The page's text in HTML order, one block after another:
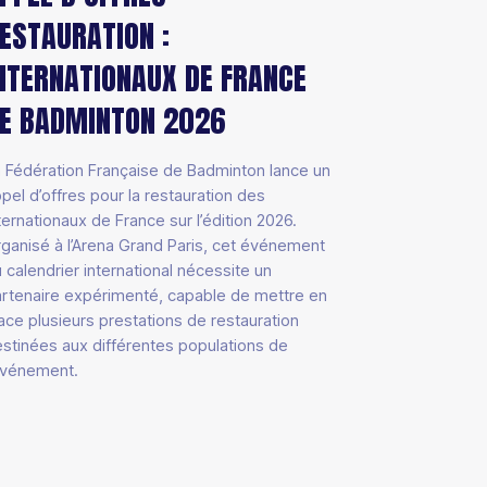
:
DE FRANCE
BADMINTON 2026
Fédération Française de Badminton lance un
d’offres pour la restauration des
de France sur l’édition 2026.
à l’Arena Grand Paris, cet événement
calendrier international nécessite un
expérimenté, capable de mettre en
plusieurs prestations de restauration
aux différentes populations de